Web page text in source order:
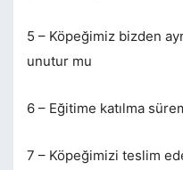
5 – Köpeğimiz bizden
unutur mu
6 – Eğitime katılma
7 – Köpeğimizi teslim